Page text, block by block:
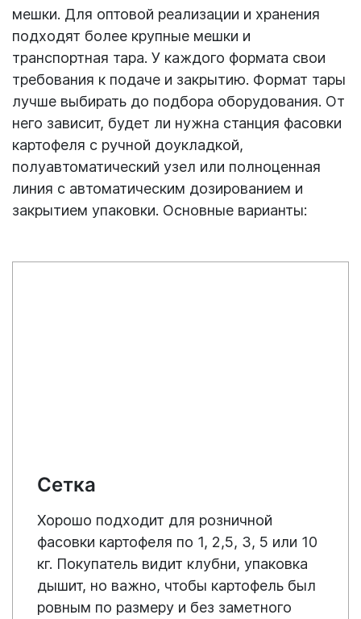
мешки. Для оптовой реализации и хранения
подходят более крупные мешки и
транспортная тара. У каждого формата свои
требования к подаче и закрытию. Формат тары
лучше выбирать до подбора оборудования. От
него зависит, будет ли нужна станция фасовки
картофеля с ручной доукладкой,
полуавтоматический узел или полноценная
линия с автоматическим дозированием и
закрытием упаковки. Основные варианты:
Сетка
Хорошо подходит для розничной
фасовки картофеля по 1, 2,5, 3, 5 или 10
кг. Покупатель видит клубни, упаковка
дышит, но важно, чтобы картофель был
ровным по размеру и без заметного